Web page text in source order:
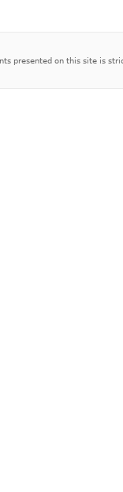
presented on this site is